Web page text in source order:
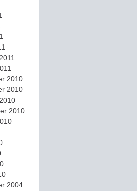
2010
2010
2010
2004